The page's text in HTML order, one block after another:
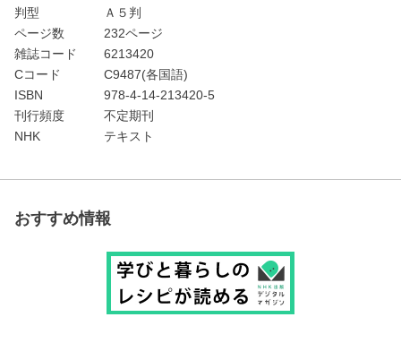
判型
Ａ５判
ページ数
232ページ
雑誌コード
6213420
Cコード
C9487(各国語)
ISBN
978-4-14-213420-5
刊行頻度
不定期刊
NHK
テキスト
おすすめ情報